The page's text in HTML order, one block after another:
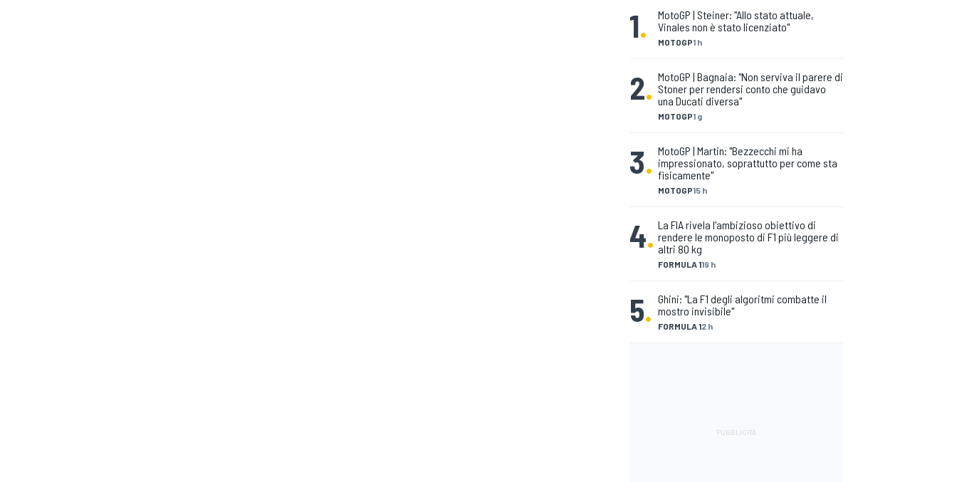
1. MOTOGP1 h
MotoGP | Steiner: "Allo stato attuale,
Vinales non è stato licenziato"
2.
MOTOGP1 g
MotoGP | Bagnaia: "Non serviva il parere di
Stoner per rendersi conto che guidavo
una Ducati diversa"
3.
MOTOGP15 h
MotoGP | Martin: "Bezzecchi mi ha
impressionato, soprattutto per come sta
fisicamente"
4.
FORMULA 119 h
La FIA rivela l'ambizioso obiettivo di
rendere le monoposto di F1 più leggere di
altri 80 kg
5. FORMULA 12 h
Ghini: "La F1 degli algoritmi combatte il
mostro invisibile"